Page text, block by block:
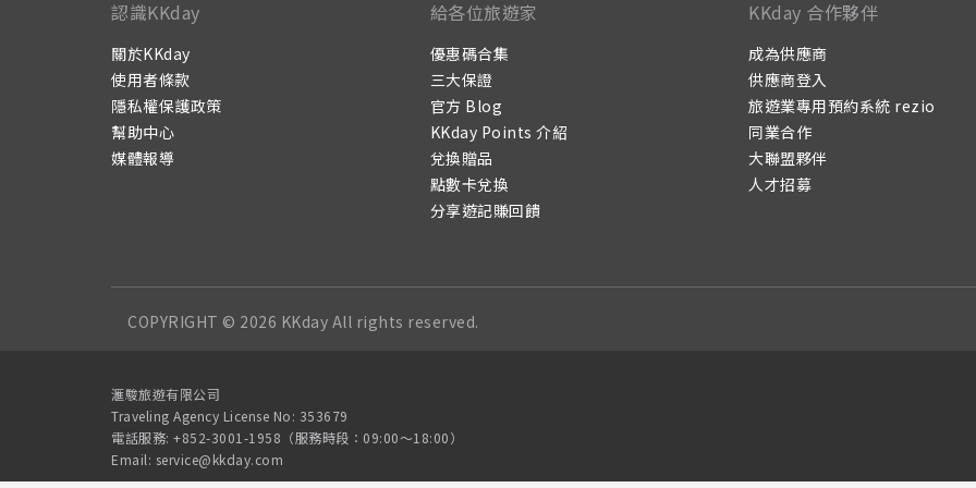
認識KKday
關於KKday
使用者條款
隱私權保護政策
幫助中心
媒體報導
給各位旅遊家
優惠碼合集
三大保證
官方 Blog
KKday Points 介紹
兌換贈品
點數卡兌換
分享遊記賺回饋
KKday 合作夥伴
成為供應商
供應商登入
旅遊業專用預約系統 rezio
同業合作
大聯盟夥伴
人才招募
COPYRIGHT © 2026 KKday All rights reserved.
滙駿旅遊有限公司
Traveling Agency License No: 353679
電話服務: +852-3001-1958（服務時段：09:00～18:00）
Email: service@kkday.com